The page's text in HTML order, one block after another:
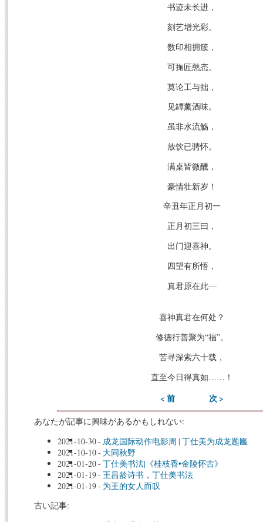
书迹未长进，
刻艺增光彩。
数印相拥簇，
可掬匠憨态。
莫论工与拙，
见罈薰酒味。
虽非水流觞，
放饮已骋怀。
满桌皆微醺，
豪情壮新岁！
辛丑年正月初一
正月初三曰，
出门迎喜神。
四望有所悟，
真君原在此—
喜神真君在何处？
修徳行善聚为“福”。
苦寻深索六十载，
直至今日得真如……！
< 前 次 >
あなたが記事に興味があるかもしれない:
2021-10-30- 成龙国际动作电影周 | 丁仕美为成龙题匾
2021-10-10- 大同秋野
2021-01-20- 丁仕美书法|《桂枝香•金陵怀古》
2021-01-19- 王昌龄诗书，丁仕美书法
2021-01-19- 为王的女人而叹
古い記事: